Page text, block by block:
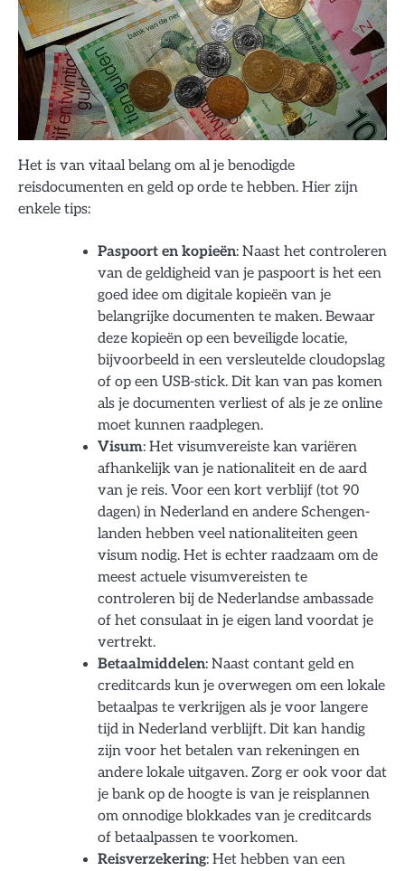
Het is van vitaal belang om al je benodigde
reisdocumenten en geld op orde te hebben. Hier zijn
enkele tips:
Paspoort en kopieën: Naast het controleren
van de geldigheid van je paspoort is het een
goed idee om digitale kopieën van je
belangrijke documenten te maken. Bewaar
deze kopieën op een beveiligde locatie,
bijvoorbeeld in een versleutelde cloudopslag
of op een USB-stick. Dit kan van pas komen
als je documenten verliest of als je ze online
moet kunnen raadplegen.
Visum: Het visumvereiste kan variëren
afhankelijk van je nationaliteit en de aard
van je reis. Voor een kort verblijf (tot 90
dagen) in Nederland en andere Schengen-
landen hebben veel nationaliteiten geen
visum nodig. Het is echter raadzaam om de
meest actuele visumvereisten te
controleren bij de Nederlandse ambassade
of het consulaat in je eigen land voordat je
vertrekt.
Betaalmiddelen: Naast contant geld en
creditcards kun je overwegen om een lokale
betaalpas te verkrijgen als je voor langere
tijd in Nederland verblijft. Dit kan handig
zijn voor het betalen van rekeningen en
andere lokale uitgaven. Zorg er ook voor dat
je bank op de hoogte is van je reisplannen
om onnodige blokkades van je creditcards
of betaalpassen te voorkomen.
Reisverzekering: Het hebben van een